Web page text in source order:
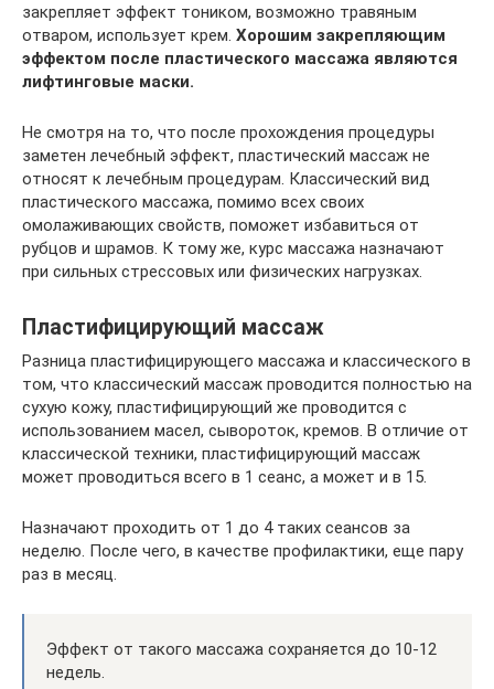
закрепляет эффект тоником, возможно травяным
отваром, использует крем. Хорошим закрепляющим
эффектом после пластического массажа являются
лифтинговые маски.
Не смотря на то, что после прохождения процедуры
заметен лечебный эффект, пластический массаж не
относят к лечебным процедурам. Классический вид
пластического массажа, помимо всех своих
омолаживающих свойств, поможет избавиться от
рубцов и шрамов. К тому же, курс массажа назначают
при сильных стрессовых или физических нагрузках.
Пластифицирующий массаж
Разница пластифицирующего массажа и классического в
том, что классический массаж проводится полностью на
сухую кожу, пластифицирующий же проводится с
использованием масел, сывороток, кремов. В отличие от
классической техники, пластифицирующий массаж
может проводиться всего в 1 сеанс, а может и в 15.
Назначают проходить от 1 до 4 таких сеансов за
неделю. После чего, в качестве профилактики, еще пару
раз в месяц.
Эффект от такого массажа сохраняется до 10-12
недель.